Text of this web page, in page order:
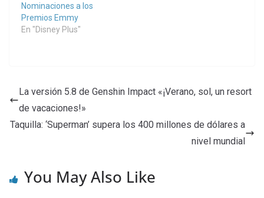
Nominaciones a los
Premios Emmy
En "Disney Plus"
La versión 5.8 de Genshin Impact «¡Verano, sol, un resort
de vacaciones!»
Taquilla: ‘Superman’ supera los 400 millones de dólares a
nivel mundial
You May Also Like